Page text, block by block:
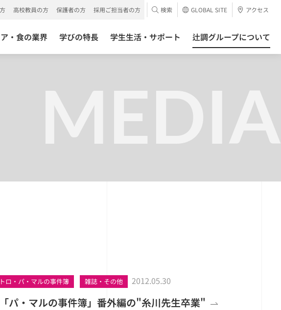
・食の業界 学びの特長 学生生活・サポート 辻調グループについて
高校教員の方 保護者の方 採用ご担当者の方 検索 GLOBAL SITE アクセス
MEDIA
ロ・パ・マルの事件簿 雑誌・その他 2012.05.30
パ・マルの事件簿」番外編の"糸川先生卒業"